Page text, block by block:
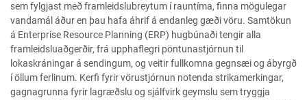
sem fylgjast með framleidslubreytum í rauntíma, finna mögulegar
vandamál áður en þau hafa áhrif á endanleg gæði vöru. Samtökun
á Enterprise Resource Planning (ERP) hugbúnaði tengir alla
framleidsluaðgerðir, frá upphaflegri pöntunastjórnun til
lokaskráningar á sendingum, og veitir fullkomna gegnsæi og ábyrgð
í öllum ferlinum. Kerfi fyrir vörustjórnun notenda strikamerkingar,
gagnagrunna fyrir lagræðslu og sjálfvirk geymslu sem tryggja